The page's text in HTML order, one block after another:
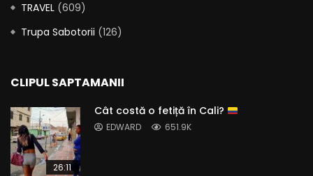
TRAVEL (609)
Trupa Sabotorii (126)
CLIPUL SAPTAMANII
26:11
Cât costă o fetiță în Cali?
EDWARD 651.9K